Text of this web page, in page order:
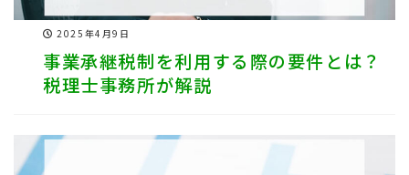
2025年4月9日
事業承継税制を利用する際の要件とは？
税理士事務所が解説